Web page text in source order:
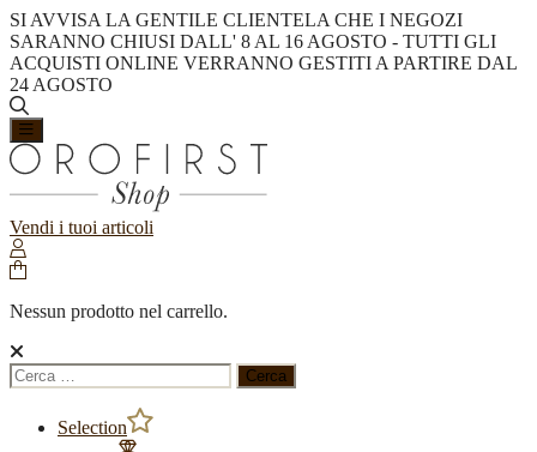
SI AVVISA LA GENTILE CLIENTELA CHE I NEGOZI
SARANNO CHIUSI DALL' 8 AL 16 AGOSTO - TUTTI GLI
ACQUISTI ONLINE VERRANNO GESTITI A PARTIRE DAL
24 AGOSTO
Vendi i tuoi articoli
Nessun prodotto nel carrello.
Ricerca
per:
Selection